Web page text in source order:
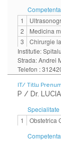
Competenta
1
2
Medicina
3
Chirurgie
Institutie:
Strada: Andrei
Telefon :
IT/ Titlu
P / Dr.
Specialitate
1
Obstetrica
Competenta